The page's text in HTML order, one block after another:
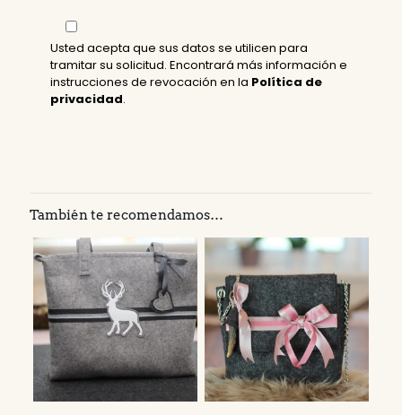
Usted acepta que sus datos se utilicen para
tramitar su solicitud. Encontrará más información e
instrucciones de revocación en la Política de
privacidad.
También te recomendamos…